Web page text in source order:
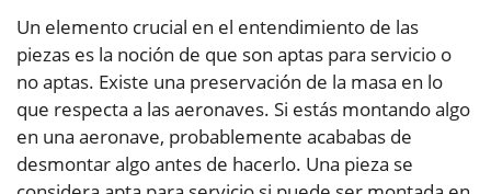
Un elemento crucial en el entendimiento de las
piezas es la noción de que son aptas para servicio o
no aptas. Existe una preservación de la masa en lo
que respecta a las aeronaves. Si estás montando algo
en una aeronave, probablemente acababas de
desmontar algo antes de hacerlo. Una pieza se